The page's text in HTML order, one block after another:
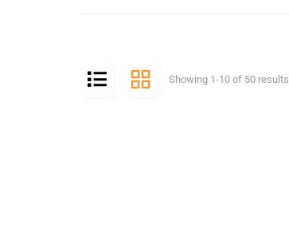
Showing 1-10 of 50 results